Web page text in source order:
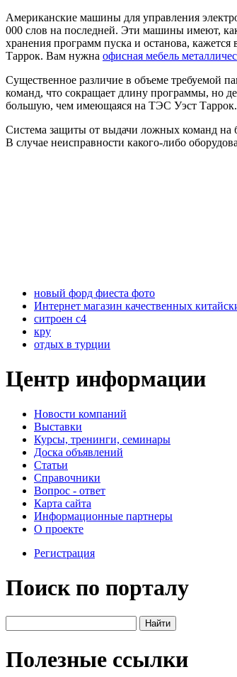
Американские машины для управления
000 слов на последней. Эти машины имеют,
хранения программ пуска и останова,
Таррок. Вам нужна офисная мебель
Существенное различие в объеме требуемой
команд, что сокращает длину программы, но
большую, чем имеющаяся на ТЭС Уэст Таррок.
Система защиты от выдачи ложных команд на
В случае неисправности какого-либо
новый форд фиеста фото
Интернет магазин качественных
ситроен с4
кру
отдых в турции
Центр информации
Новости компаний
Выставки
Курсы, тренинги, семинары
Доска объявлений
Статьи
Справочники
Вопрос - ответ
Карта сайта
Информационные партнеры
О проекте
Регистрация
Поиск по порталу
Полезные ссылки